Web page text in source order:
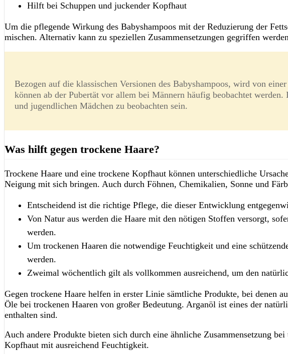
Hilft bei Schuppen und juckender Kopfhaut
Um die pflegende Wirkung des Babyshampoos mit der Reduzierung der
mischen. Alternativ kann zu speziellen Zusammensetzungen gegriffen
Bezogen auf die klassischen Versionen des Babyshampoos, wird von
können ab der Pubertät vor allem bei Männern häufig beobachtet
und jugendlichen Mädchen zu beobachten sein.
Was hilft gegen trockene Haare?
Trockene Haare und eine trockene Kopfhaut können unterschiedliche
Neigung mit sich bringen. Auch durch Föhnen, Chemikalien, Sonne und
Entscheidend ist die richtige Pflege, die dieser Entwicklung
Von Natur aus werden die Haare mit den nötigen Stoffen versorgt,
werden.
Um trockenen Haaren die notwendige Feuchtigkeit und eine
werden.
Zweimal wöchentlich gilt als vollkommen ausreichend, um den
Gegen trockene Haare helfen in erster Linie sämtliche Produkte, bei denen
Öle bei trockenen Haaren von großer Bedeutung. Arganöl ist eines der
enthalten sind.
Auch andere Produkte bieten sich durch eine ähnliche Zusammensetzung
Kopfhaut mit ausreichend Feuchtigkeit.